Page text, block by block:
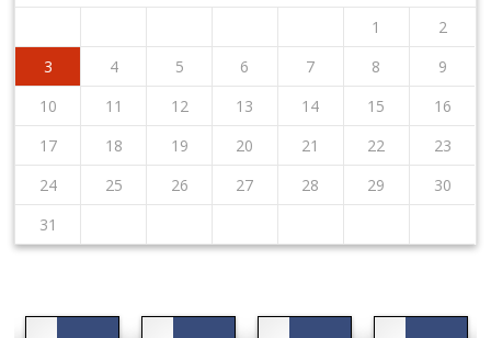
1
2
3
4 5 6 7 8
9
10
11 12 13 14 15
16
17
18 19 20 21 22
23
24
25 26 27 28 29
30
31